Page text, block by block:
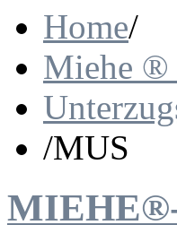
Home/
Miehe ®
/MUS